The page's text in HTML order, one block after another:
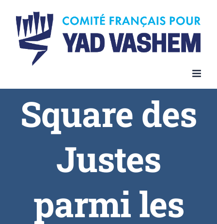
Square des
Justes
parmi les